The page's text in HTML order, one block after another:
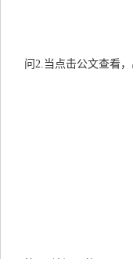
问2.当点击公文查看，